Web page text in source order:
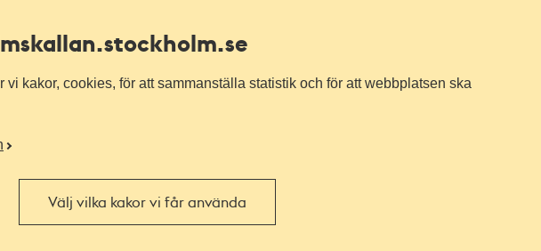
.stockholm.se
kakor, cookies, för att sammanställa statistik och för att webbplatsen ska
Välj vilka kakor vi får använda